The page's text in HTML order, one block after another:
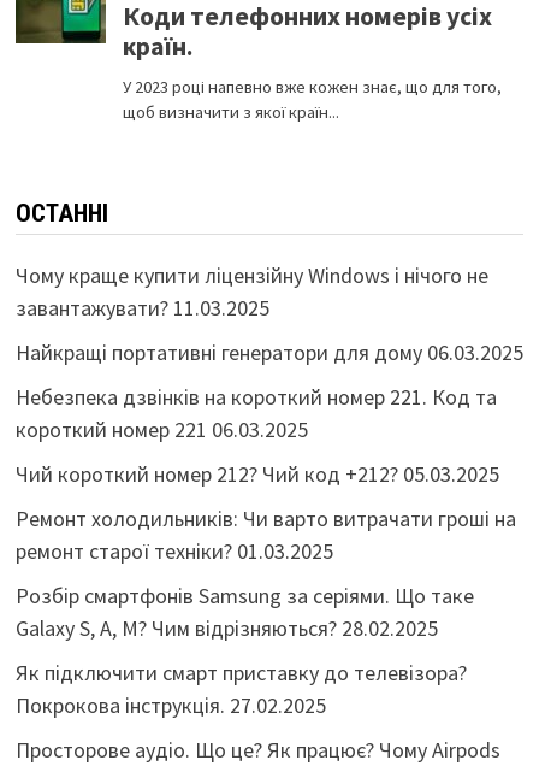
ОСТАННІ
Чому краще купити ліцензійну Windows і нічого не
завантажувати? 11.03.2025
Найкращі портативні генератори для дому 06.03.2025
Небезпека дзвінків на короткий номер 221. Код та
короткий номер 221 06.03.2025
Чий короткий номер 212? Чий код +212? 05.03.2025
Ремонт холодильників: Чи варто витрачати гроші на
ремонт старої техніки? 01.03.2025
Розбір смартфонів Samsung за серіями. Що таке
Galaxy S, A, M? Чим відрізняються? 28.02.2025
Як підключити смарт приставку до телевізора?
Покрокова інструкція. 27.02.2025
Просторове аудіо. Що це? Як працює? Чому Airpods